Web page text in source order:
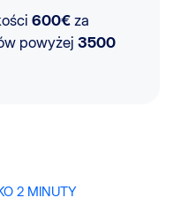
600€ za
powyżej 3500
2 MINUTY